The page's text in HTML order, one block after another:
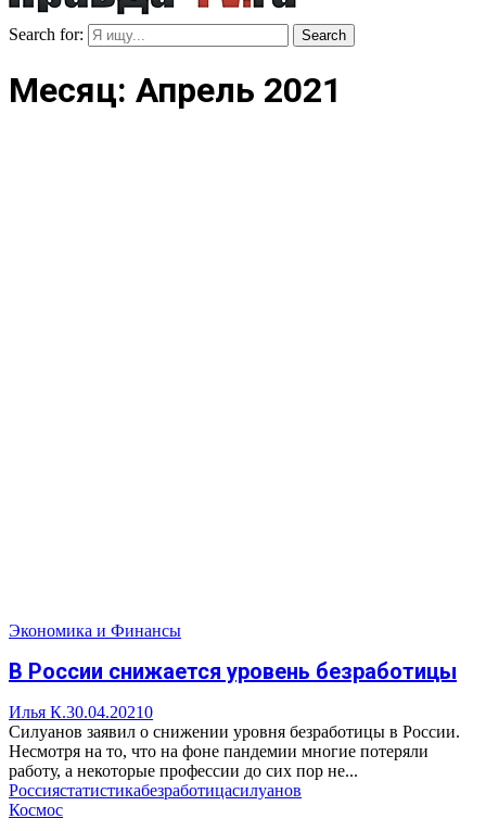
Search for: Search
Месяц: Апрель 2021
Экономика и Финансы
В России снижается уровень безработицы
Илья К.30.04.20210
Силуанов заявил о снижении уровня безработицы в России.
Несмотря на то, что на фоне пандемии многие потеряли
работу, а некоторые профессии до сих пор не...
Россиястатистикабезработицасилуанов
Космос